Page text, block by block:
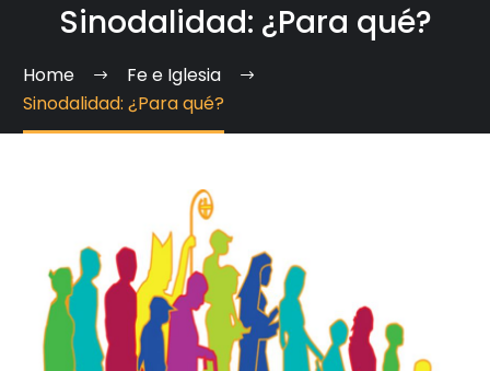
Sinodalidad: ¿Para qué?
Home
Fe e Iglesia
Sinodalidad: ¿Para qué?